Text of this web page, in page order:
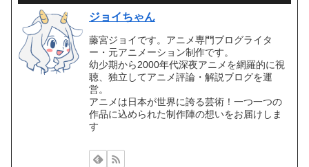
ジョイちゃん
藤宮ジョイです。アニメ専門ブログライタ
ー・元アニメーション制作です。
幼少期から2000年代深夜アニメを網羅的に視
聴、独立してアニメ評論・解説ブログを運
営。
アニメは日本が世界に誇る芸術！一つ一つの
作品に込められた制作陣の想いをお届けしま
す